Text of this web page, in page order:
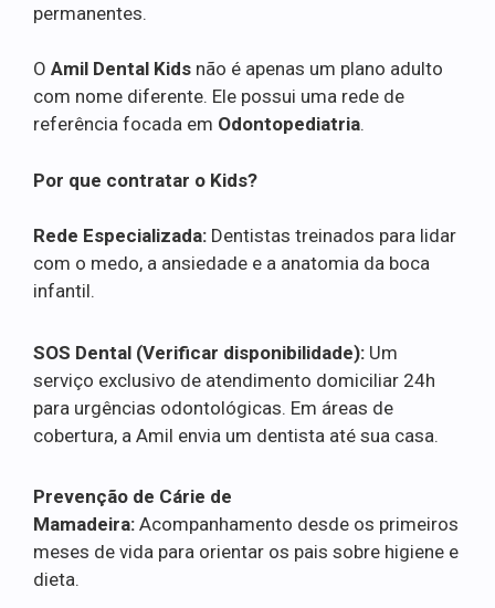
permanentes.
O Amil Dental Kids não é apenas um plano adulto
com nome diferente. Ele possui uma rede de
referência focada em Odontopediatria.
Por que contratar o Kids?
Rede Especializada: Dentistas treinados para lidar
com o medo, a ansiedade e a anatomia da boca
infantil.
SOS Dental (Verificar disponibilidade): Um
serviço exclusivo de atendimento domiciliar 24h
para urgências odontológicas. Em áreas de
cobertura, a Amil envia um dentista até sua casa.
Prevenção de Cárie de
Mamadeira: Acompanhamento desde os primeiros
meses de vida para orientar os pais sobre higiene e
dieta.